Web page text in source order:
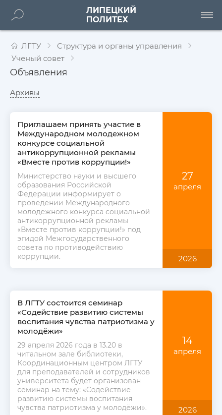
ЛГТУ
Структура и органы управления
Ученый совет
Объявления
Архивы
Приглашаем принять участие в
Международном молодежном
конкурсе социальной
антикоррупционной рекламы
«Вместе против коррупции!»
Министерство науки и высшего
образования Российской
Федерации информирует о
проведении Международного
молодежного конкурса социальной
антикоррупционной рекламы
«Вместе против коррупции!» под
эгидой Межгосударственного
совета по противодействию
коррупции.
27
апреля
2026
В ЛГТУ состоится семинар
«Содействие развитию системы
воспитания чувства патриотизма у
молодёжи»
29 апреля 2026 года в 13.20 в
читальном зале библиотеки,
Координационным центром ЛГТУ
для преподавателей и сотрудников
университета будет организован
семинар на тему: «Содействие
развитию системы воспитания
чувства патриотизма у молодёжи».
14
апреля
2026
ЛИПЕЦКИЙ
ПОЛИТЕХ